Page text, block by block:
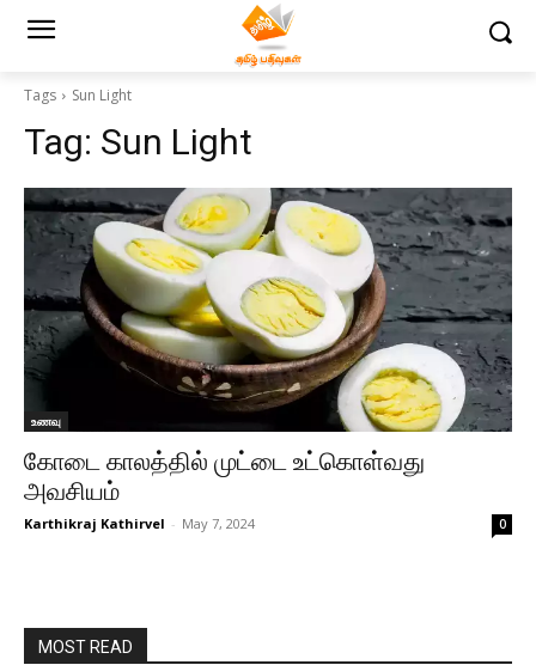
Tags Sun Light
Tag: Sun Light
உணவு
கோடை காலத்தில் முட்டை உட்கொள்வது
அவசியம்
Karthikraj Kathirvel - May 7, 2024 0
MOST READ